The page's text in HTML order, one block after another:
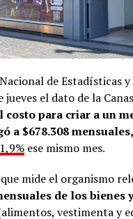
de Estadísticas y
jueves el dato de la
costo para criar a un
a $678.308 mensuales,
1,9%ese mismo mes.
mide el organismo
de los bienes
vestimenta y